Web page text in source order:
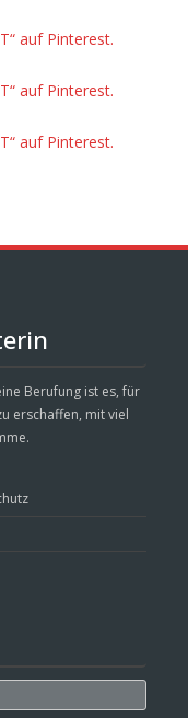
auf Pinterest.
auf Pinterest.
auf Pinterest.
Berufung ist es, für
erschaffen, mit viel